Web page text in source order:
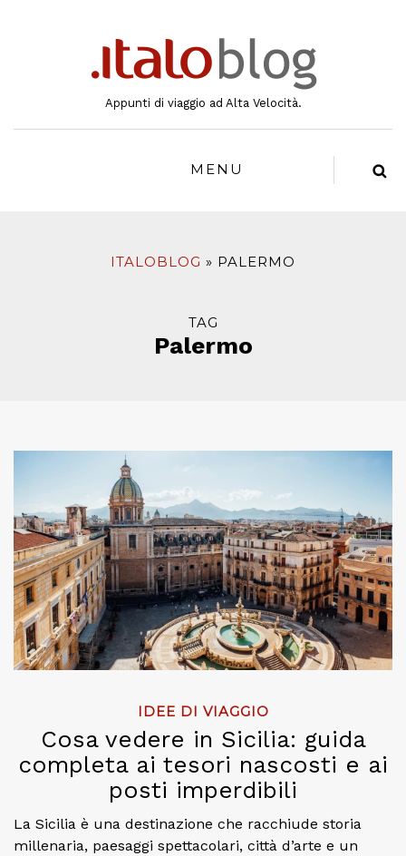
Appunti di viaggio ad Alta Velocità.
MENU
ITALOBLOG PALERMO
TAG
Palermo
IDEE DI VIAGGIO
Cosa vedere in Sicilia: guida
completa ai tesori nascosti e ai
posti imperdibili
La Sicilia è una destinazione che racchiude storia
millenaria, paesaggi spettacolari, città d’arte e un